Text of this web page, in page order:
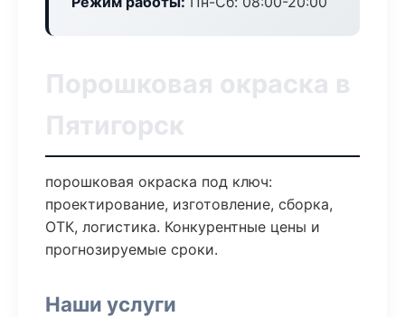
Порошковая окраска в
Пятигорск
порошковая окраска под ключ:
проектирование, изготовление, сборка,
ОТК, логистика. Конкурентные цены и
прогнозируемые сроки.
Наши услуги